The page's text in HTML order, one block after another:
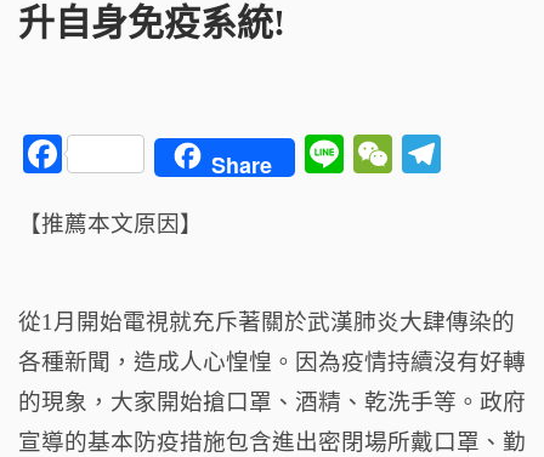
升自身免疫系統!
F
c
b
o
o
k
Share
Li W
a
t
ra
m
【推薦本文原因】
從1月開始電視就充斥著關於武漢肺炎大肆傳染的
各種新聞，造成人心惶惶。因為疫情持續沒有好轉
的現象，大家開始搶口罩、酒精、乾洗手等。政府
宣導的基本防疫措施包含進出密閉場所戴口罩、勤